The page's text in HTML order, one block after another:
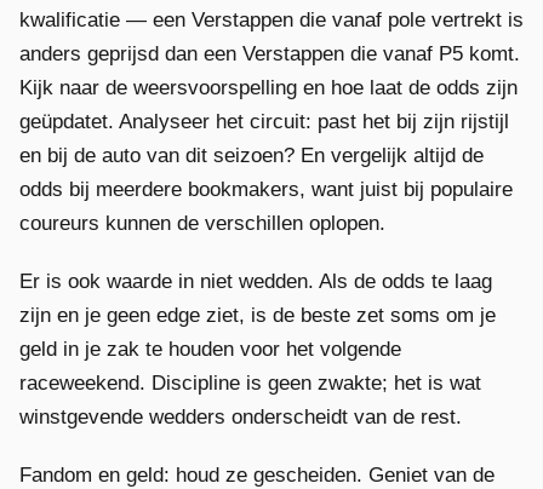
kwalificatie — een Verstappen die vanaf pole vertrekt is
anders geprijsd dan een Verstappen die vanaf P5 komt.
Kijk naar de weersvoorspelling en hoe laat de odds zijn
geüpdatet. Analyseer het circuit: past het bij zijn rijstijl
en bij de auto van dit seizoen? En vergelijk altijd de
odds bij meerdere bookmakers, want juist bij populaire
coureurs kunnen de verschillen oplopen.
Er is ook waarde in niet wedden. Als de odds te laag
zijn en je geen edge ziet, is de beste zet soms om je
geld in je zak te houden voor het volgende
raceweekend. Discipline is geen zwakte; het is wat
winstgevende wedders onderscheidt van de rest.
Fandom en geld: houd ze gescheiden. Geniet van de